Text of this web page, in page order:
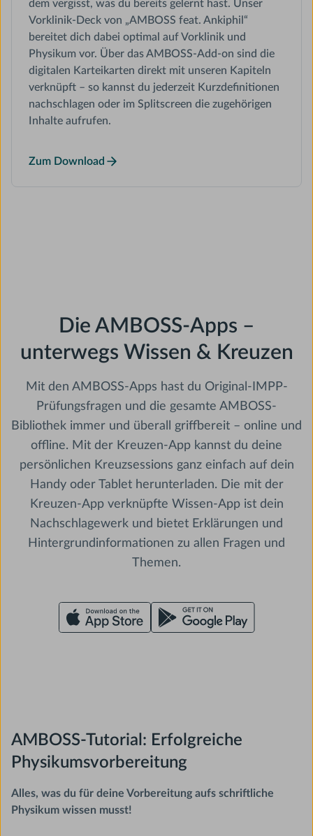
dem vergisst, was du bereits gelernt hast. Unser
Vorklinik-Deck von „AMBOSS feat. Ankiphil“
bereitet dich dabei optimal auf Vorklinik und
Physikum vor. Über das AMBOSS-Add-on sind die
digitalen Karteikarten direkt mit unseren Kapiteln
verknüpft – so kannst du jederzeit Kurzdefinitionen
nachschlagen oder im Splitscreen die zugehörigen
Inhalte aufrufen.
Zum Download
Die AMBOSS-Apps –
unterwegs Wissen & Kreuzen
Mit den AMBOSS-Apps hast du Original-IMPP-
Prüfungsfragen und die gesamte AMBOSS-
Bibliothek immer und überall griffbereit – online und
offline. Mit der Kreuzen-App kannst du deine
persönlichen Kreuzsessions ganz einfach auf dein
Handy oder Tablet herunterladen. Die mit der
Kreuzen-App verknüpfte Wissen-App ist dein
Nachschlagewerk und bietet Erklärungen und
Hintergrundinformationen zu allen Fragen und
Themen.
AMBOSS-Tutorial: Erfolgreiche
Physikumsvorbereitung
Alles, was du für deine Vorbereitung aufs schriftliche
Physikum wissen musst!